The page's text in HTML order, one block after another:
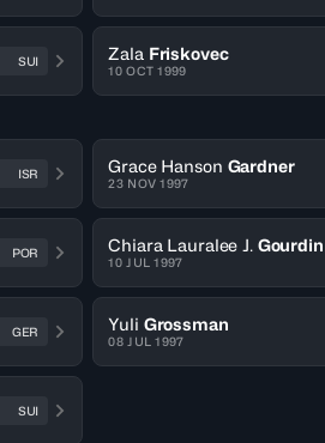
SUI Zala Friskovec
10 OCT 1999
ISR Grace Hanson Gardner
23 NOV 1997
POR Chiara Lauralee J. Gourdin
10 JUL 1997
GER Yuli Grossman
08 JUL 1997
SUI